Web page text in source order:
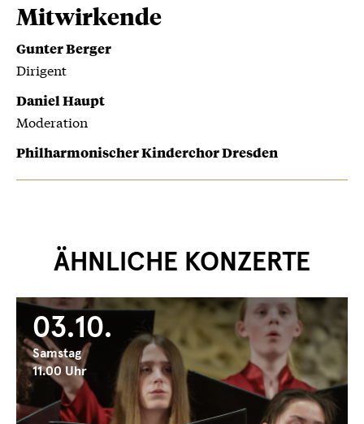
Mitwirkende
Gunter Berger
Dirigent
Daniel Haupt
Moderation
Philharmonischer Kinderchor Dresden
ÄHNLICHE KONZERTE
03.10.
Samstag
11.00 Uhr